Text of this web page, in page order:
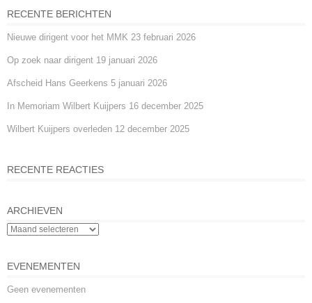
o
k
er p
RECENTE BERICHTEN
Nieuwe dirigent voor het MMK 23 februari 2026
Op zoek naar dirigent 19 januari 2026
Afscheid Hans Geerkens 5 januari 2026
In Memoriam Wilbert Kuijpers 16 december 2025
Wilbert Kuijpers overleden 12 december 2025
RECENTE REACTIES
ARCHIEVEN
EVENEMENTEN
Geen evenementen